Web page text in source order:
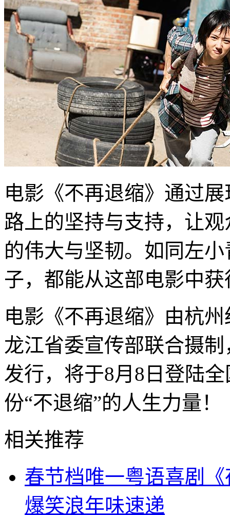
电影《不再退缩》通过
路上的坚持与支持，让
的伟大与坚韧。如同左
子，都能从这部电影中
电影《不再退缩》由杭
龙江省委宣传部联合摄
发行，将于8月8日登陆
份“不退缩”的人生力量！
相关推荐
春节档唯一粤语喜剧
爆笑浪年味速递